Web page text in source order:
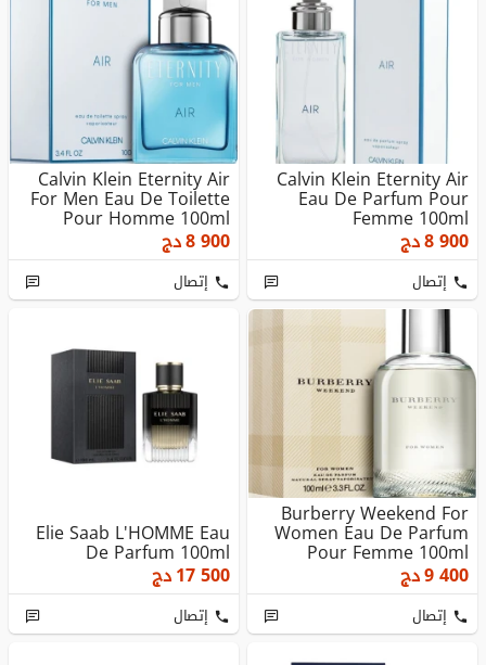
Calvin Klein Eternity Air
Eau De Parfum Pour
Femme 100ml
8 900دج
إتصال
Calvin Klein Eternity Air
For Men Eau De Toilette
Pour Homme 100ml
8 900دج
إتصال
Burberry Weekend For
Women Eau De Parfum
Pour Femme 100ml
9 400دج
إتصال
Elie Saab L'HOMME Eau
De Parfum 100ml
17 500دج
إتصال